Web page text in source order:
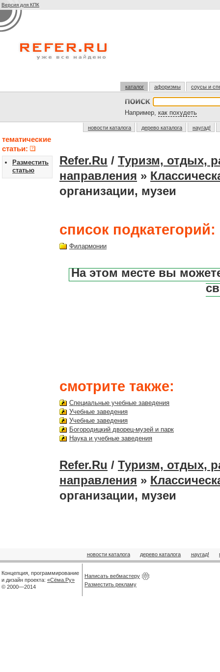
Версия для КПК
каталог афоризмы соусы и
Например, как похудеть
новости каталога дерево каталога наугад!
тематические
статьи:
Разместить
статью
Refer.Ru / Туризм, отдых,
направления »
организации, музеи
список подкатегорий:
Филармонии
На этом месте вы
смотрите также:
Специальные учебные заведения
Учебные заведения
Учебные заведения
Богородицкий дворец-музей и парк
Наука и учебные заведения
Refer.Ru / Туризм, отдых,
направления »
организации, музеи
новости каталога дерево каталога наугад!
Концепция, программирование
и дизайн проекта: «Сёма.Ру»
© 2000—2014
Написать вебмастеру
Разместить рекламу